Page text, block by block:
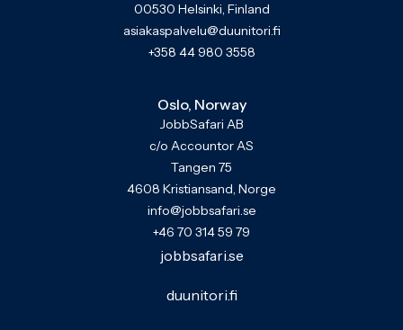
00530 Helsinki, Finland
asiakaspalvelu@duunitori.fi
+358 44 980 3558
Oslo, Norway
JobbSafari AB
c/o Accountor AS
Tangen 75
4608 Kristiansand, Norge
info@jobbsafari.se
+46 70 314 59 79
jobbsafari.se
duunitori.fi